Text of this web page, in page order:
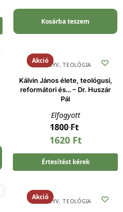
Kosárba teszem
AkcióKÖNYV,TEOLÓGIA
Kálvin János élete, teológusi,
reformátori és… – Dr. Huszár
Pál
Elfogyott
1800Ft
1620 Ft
Értesítést kérek
AkcióKÖNYV,TEOLÓGIA